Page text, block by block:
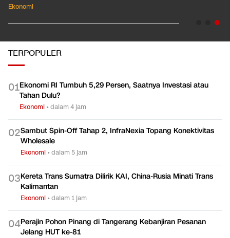
Ekonomi
TERPOPULER
01Ekonomi RI Tumbuh 5,29 Persen, Saatnya Investasi atau
Tahan Dulu?
Ekonomi •dalam 4 jam
02Sambut Spin-Off Tahap 2, InfraNexia Topang Konektivitas
Wholesale
Ekonomi •dalam 5 jam
03Kereta Trans Sumatra Dilirik KAI, China-Rusia Minati Trans
Kalimantan
Ekonomi •dalam 1 jam
04Perajin Pohon Pinang di Tangerang Kebanjiran Pesanan
Jelang HUT ke-81